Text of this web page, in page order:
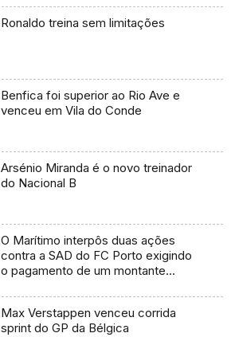
Ronaldo treina sem limitações
Benfica foi superior ao Rio Ave e
venceu em Vila do Conde
Arsénio Miranda é o novo treinador
do Nacional B
O Marítimo interpôs duas ações
contra a SAD do FC Porto exigindo
o pagamento de um montante
Max Verstappen venceu corrida
sprint do GP da Bélgica